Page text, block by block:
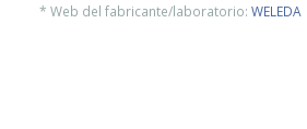
* Web del fabricante/laboratorio: WELEDA